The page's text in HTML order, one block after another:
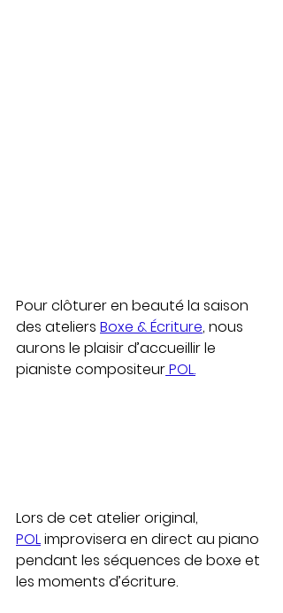
Pour clôturer en beauté la saison
des ateliers Boxe & Écriture, nous
aurons le plaisir d’accueillir le
pianiste compositeur POL.
Lors de cet atelier original,
POL improvisera en direct au piano
pendant les séquences de boxe et
les moments d’écriture.